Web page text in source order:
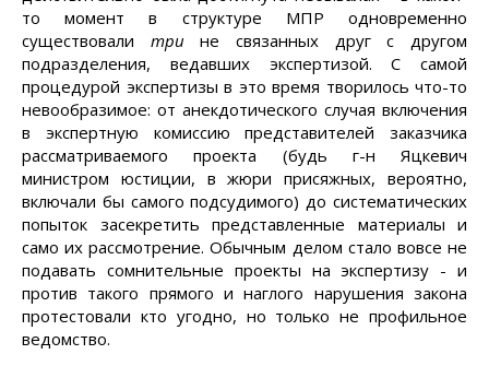
то момент в структуре МПР одновременно
существовали три не связанных друг с другом
подразделения, ведавших экспертизой. С самой
процедурой экспертизы в это время творилось что-то
невообразимое: от анекдотического случая включения
в экспертную комиссию представителей заказчика
рассматриваемого проекта (будь г-н Яцкевич
министром юстиции, в жюри присяжных, вероятно,
включали бы самого подсудимого) до систематических
попыток засекретить представленные материалы и
само их рассмотрение. Обычным делом стало вовсе не
подавать сомнительные проекты на экспертизу - и
против такого прямого и наглого нарушения закона
протестовали кто угодно, но только не профильное
ведомство.